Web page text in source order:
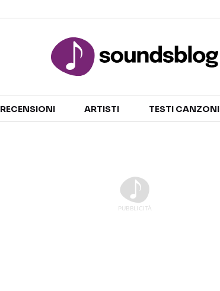
TALENT SHOW
RECENSIONI ARTISTI TESTI CANZONI